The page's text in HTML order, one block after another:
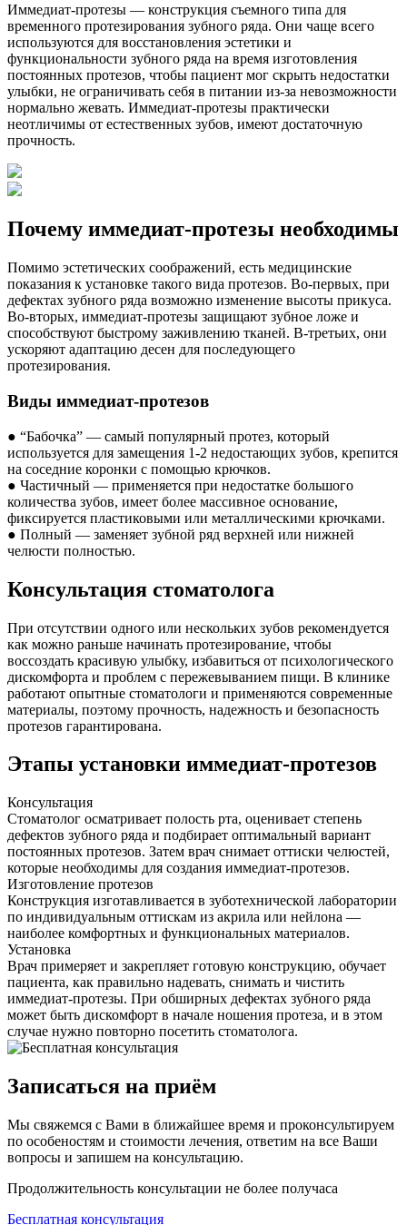
Иммедиат-протезы — конструкция съемного типа для
временного протезирования зубного ряда. Они чаще всего
используются для восстановления эстетики и
функциональности зубного ряда на время изготовления
постоянных протезов, чтобы пациент мог скрыть недостатки
улыбки, не ограничивать себя в питании из-за невозможности
нормально жевать. Иммедиат-протезы практически
неотличимы от естественных зубов, имеют достаточную
прочность.
Почему иммедиат-протезы необходимы
Помимо эстетических соображений, есть медицинские
показания к установке такого вида протезов. Во-первых, при
дефектах зубного ряда возможно изменение высоты прикуса.
Во-вторых, иммедиат-протезы защищают зубное ложе и
способствуют быстрому заживлению тканей. В-третьих, они
ускоряют адаптацию десен для последующего
протезирования.
Виды иммедиат-протезов
● “Бабочка” — самый популярный протез, который
используется для замещения 1-2 недостающих зубов, крепится
на соседние коронки с помощью крючков.
● Частичный — применяется при недостатке большого
количества зубов, имеет более массивное основание,
фиксируется пластиковыми или металлическими крючками.
● Полный — заменяет зубной ряд верхней или нижней
челюсти полностью.
Консультация стоматолога
При отсутствии одного или нескольких зубов рекомендуется
как можно раньше начинать протезирование, чтобы
воссоздать красивую улыбку, избавиться от психологического
дискомфорта и проблем с пережевыванием пищи. В клинике
работают опытные стоматологи и применяются современные
материалы, поэтому прочность, надежность и безопасность
протезов гарантирована.
Этапы установки иммедиат-протезов
Консультация
Стоматолог осматривает полость рта, оценивает степень
дефектов зубного ряда и подбирает оптимальный вариант
постоянных протезов. Затем врач снимает оттиски челюстей,
которые необходимы для создания иммедиат-протезов.
Изготовление протезов
Конструкция изготавливается в зуботехнической лаборатории
по индивидуальным оттискам из акрила или нейлона —
наиболее комфортных и функциональных материалов.
Установка
Врач примеряет и закрепляет готовую конструкцию, обучает
пациента, как правильно надевать, снимать и чистить
иммедиат-протезы. При обширных дефектах зубного ряда
может быть дискомфорт в начале ношения протеза, и в этом
случае нужно повторно посетить стоматолога.
Записаться на приём
Мы свяжемся с Вами в ближайшее время и проконсультируем
по особеностям и стоимости лечения, ответим на все Ваши
вопросы и запишем на консультацию.
Продолжительность консультации не более получаса
Бесплатная консультация